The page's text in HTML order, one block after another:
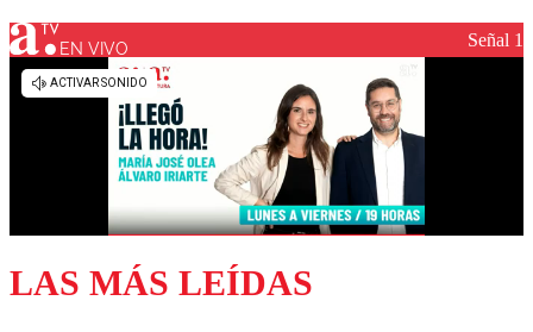
Los comentarios son moderados para garantizar un
diálogo respetuoso.
EN VIVO Señal 1
LAS MÁS LEÍDAS